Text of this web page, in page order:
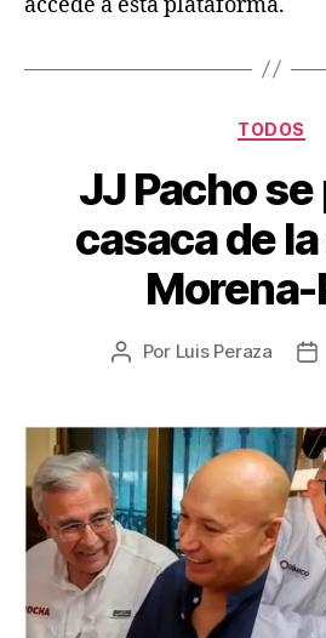
TODOS
JJ Pacho se
casaca de
Morena-
Por Luis Peraza